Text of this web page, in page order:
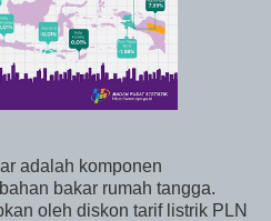
adalah komponen
bakar rumah tangga.
oleh diskon tarif listrik PLN